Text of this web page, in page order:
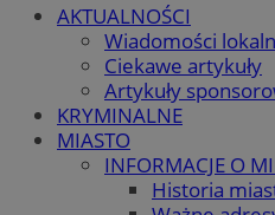
AKTUALNOŚCI
Wiadomości
Ciekawe artykuły
Artykuły
KRYMINALNE
MIASTO
INFORMACJE O
Historia